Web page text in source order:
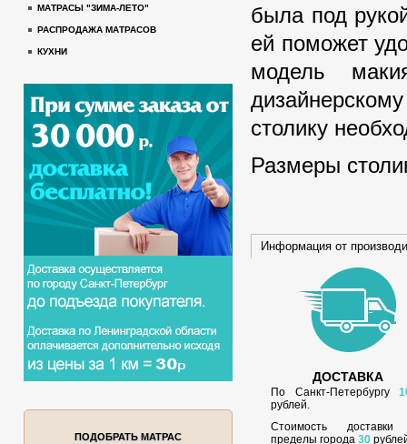
была под
ей поможет
модель
столику
Размеры
Информация от
ДОСТАВКА
По Санкт-Петербургу
рублей.
Стоимость
пределы города30
МАТРАСЫ "ЗИМА-ЛЕТО"
РАСПРОДАЖА МАТРАСОВ
КУХНИ
ПОДОБРАТЬ МАТРАС